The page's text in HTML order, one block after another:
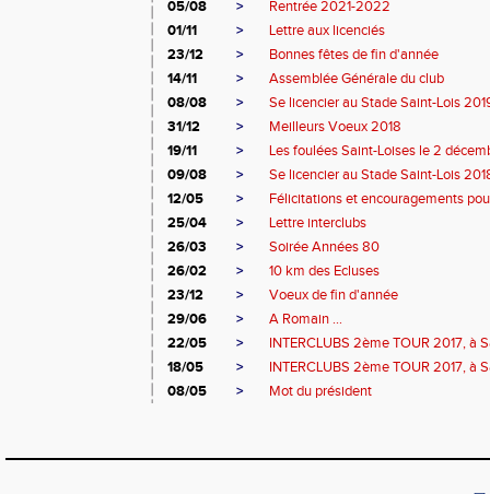
05/08
>
Rentrée 2021-2022
01/11
>
Lettre aux licenciés
23/12
>
Bonnes fêtes de fin d'année
14/11
>
Assemblée Générale du club
08/08
>
Se licencier au Stade Saint-Lois
31/12
>
Meilleurs Voeux 2018
19/11
>
Les foulées Saint-Loises le 2
09/08
>
Se licencier au Stade Saint-Lois
12/05
>
Félicitations et encouragements
25/04
>
Lettre interclubs
26/03
>
Soirée Années 80
26/02
>
10 km des Ecluses
23/12
>
Voeux de fin d'année
29/06
>
A Romain ...
22/05
>
INTERCLUBS 2ème TOUR 2017, à
18/05
>
INTERCLUBS 2ème TOUR 2017, à
08/05
> Mot du président